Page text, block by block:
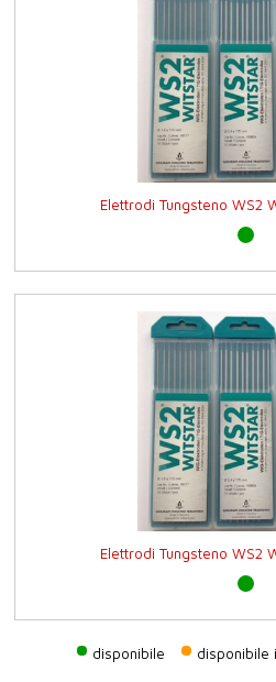
Elettrodi Tungsteno WS2
Elettrodi Tungsteno WS2
disponibile disponibile